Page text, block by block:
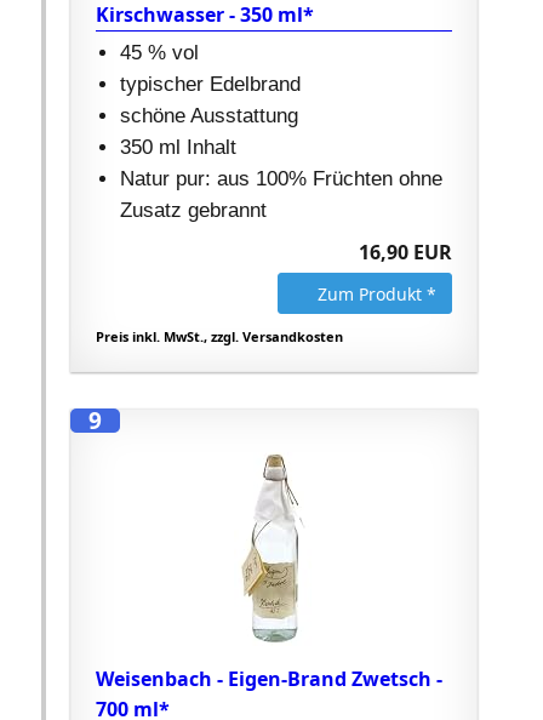
Kirschwasser - 350 ml*
45 % vol
typischer Edelbrand
schöne Ausstattung
350 ml Inhalt
Natur pur: aus 100% Früchten ohne
Zusatz gebrannt
16,90 EUR
Zum Produkt *
Preis inkl. MwSt., zzgl. Versandkosten
9
Weisenbach - Eigen-Brand Zwetsch -
700 ml*